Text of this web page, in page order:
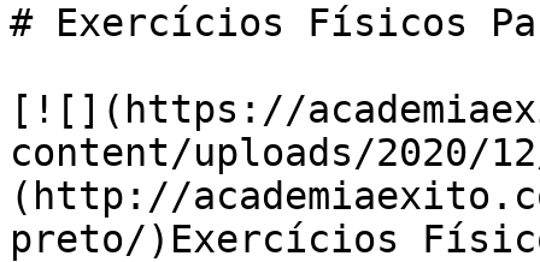
# Exercícios Físicos
[![](https://
content/uploads/2020/
(http://
preto/)Exercícios